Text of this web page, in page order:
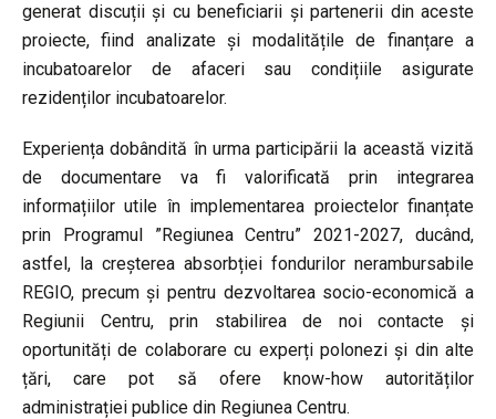
generat discuții și cu beneficiarii și partenerii din aceste
proiecte, fiind analizate și modalitățile de finanțare a
incubatoarelor de afaceri sau condițiile asigurate
rezidenților incubatoarelor.
Experiența dobândită în urma participării la această vizită
de documentare va fi valorificată prin integrarea
informațiilor utile în implementarea proiectelor finanțate
prin Programul ”Regiunea Centru” 2021-2027, ducând,
astfel, la creșterea absorbției fondurilor nerambursabile
REGIO, precum și pentru dezvoltarea socio-economică a
Regiunii Centru, prin stabilirea de noi contacte și
oportunități de colaborare cu experți polonezi și din alte
țări, care pot să ofere know-how autorităților
administrației publice din Regiunea Centru.